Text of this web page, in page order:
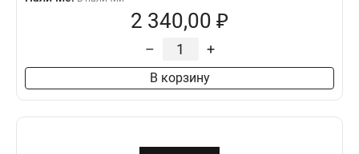
2 340,00 ₽
– +
В корзину